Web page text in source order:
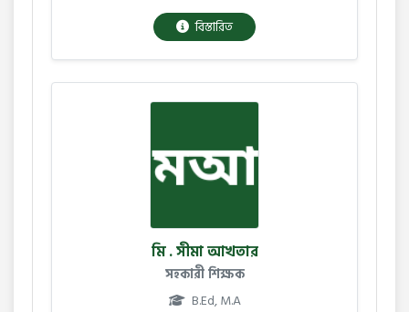
বিস্তারিত
মি . সীমা আখতার
সহকারী শিক্ষক
B.Ed, M.A